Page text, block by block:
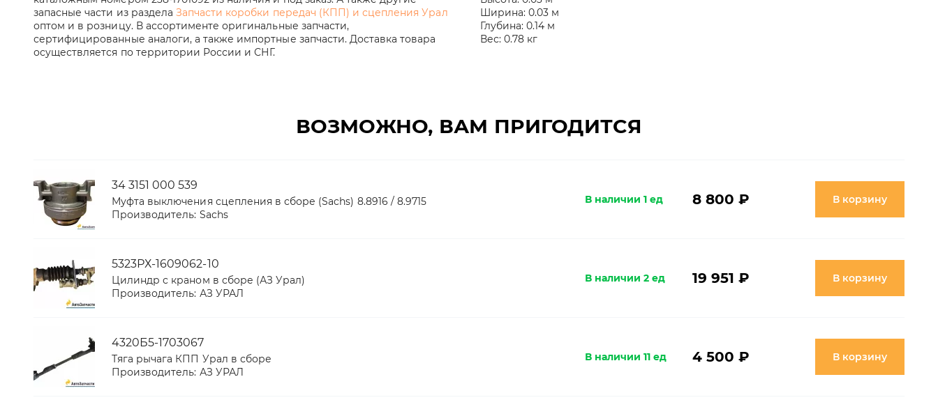
запасные части из раздела Запчасти коробки передач (КПП) и сцепления Урал
оптом и в розницу. В ассортименте оригинальные запчасти,
сертифицированные аналоги, а также импортные запчасти. Доставка товара
осуществляется по территории России и СНГ.
Ширина: 0.03 м
Глубина: 0.14 м
Вес: 0.78 кг
ВОЗМОЖНО, ВАМ ПРИГОДИТСЯ
34 3151 000 539
Муфта выключения сцепления в сборе (Sachs) 8.8916 / 8.9715
Производитель: Sachs
В наличии 1 ед 8 800 ₽ В корзину
5323РХ-1609062-10
Цилиндр с краном в сборе (АЗ Урал)
Производитель: АЗ УРАЛ
В наличии 2 ед 19 951 ₽ В корзину
4320Б5-1703067
Тяга рычага КПП Урал в сборе
Производитель: АЗ УРАЛ
В наличии 11 ед 4 500 ₽ В корзину